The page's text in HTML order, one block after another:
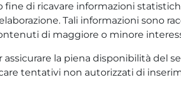
fine di ricavare informazioni
Tali informazioni sono
di maggiore o minore
assicurare la piena disponibilità
tentativi non autorizzati di